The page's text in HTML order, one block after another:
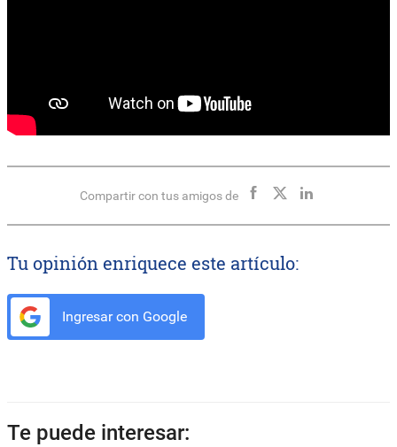
Compartir con tus amigos de
Tu opinión enriquece este artículo:
Ingresar con Google
Te puede interesar: